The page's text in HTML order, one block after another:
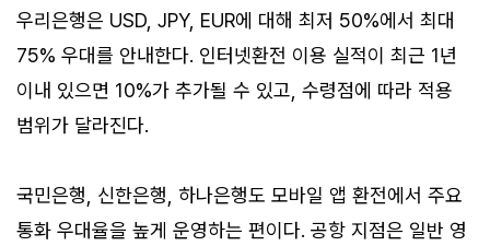
우리은행은 USD, JPY, EUR에 대해 최저 50%에서 최대
75% 우대를 안내한다. 인터넷환전 이용 실적이 최근 1년
이내 있으면 10%가 추가될 수 있고, 수령점에 따라 적용
범위가 달라진다.
국민은행, 신한은행, 하나은행도 모바일 앱 환전에서 주요
통화 우대율을 높게 운영하는 편이다. 공항 지점은 일반 영